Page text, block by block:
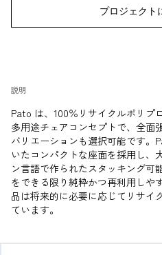
説明
Pato は、100％リサイクルポリプ
多用途チェアコンセプトで、全面
バリエーションも選択可能です。
いたコンパクトな座面を採用し、
ン言語で作られたスタッキング可
をできる限り純粋かつ再利用しや
品は将来的に必要に応じてリサイ
ています。
プロジェクト